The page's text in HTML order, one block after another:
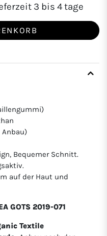
3 bis 4 tage
Bequemer Schnitt.
auf der Haut und
GOTS 2019-071
Textile